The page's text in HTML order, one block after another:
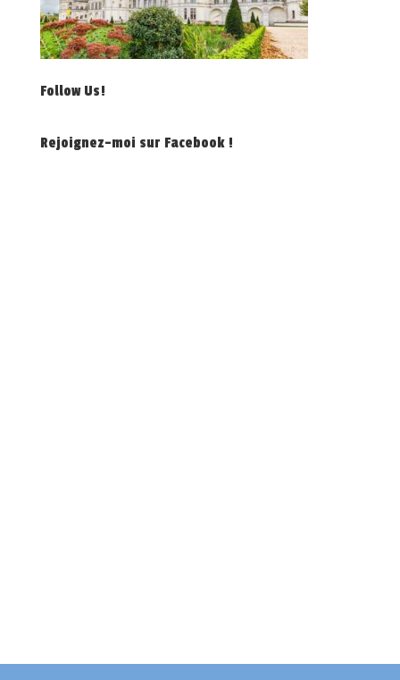
Follow Us!
Rejoignez-moi sur Facebook !